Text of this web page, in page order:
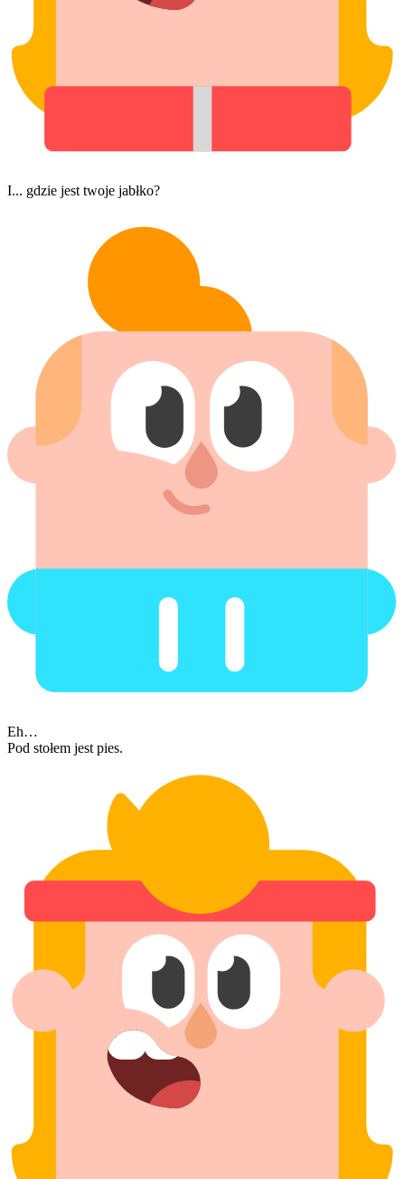
I... gdzie jest twoje jabłko?
Eh…
Pod stołem jest pies.